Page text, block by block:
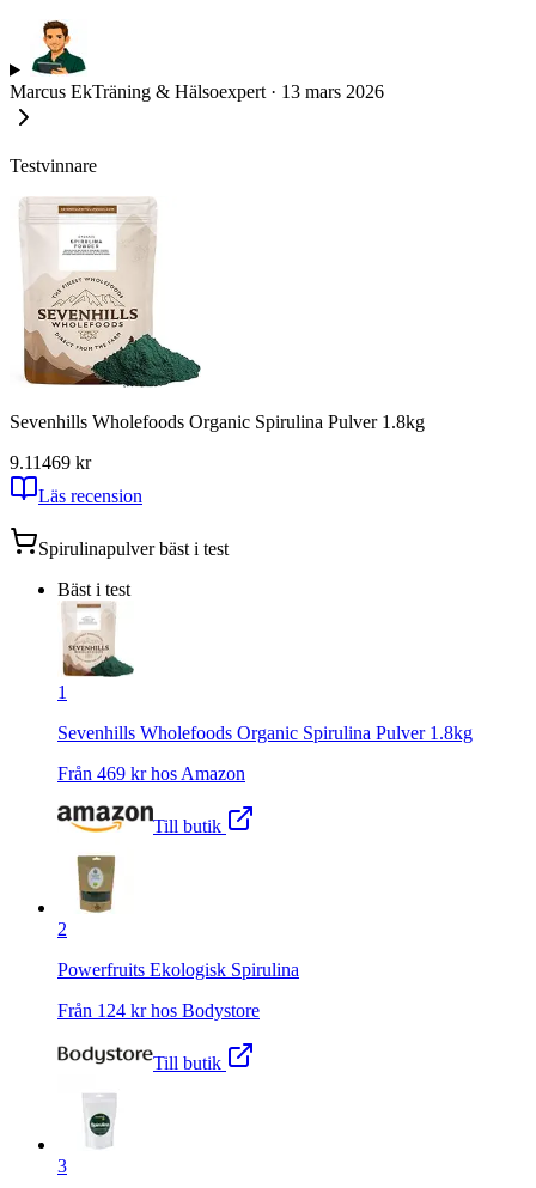
Marcus EkTräning & Hälsoexpert · 13 mars 2026
Testvinnare
Sevenhills Wholefoods Organic Spirulina Pulver 1.8kg
9.11469 kr
Läs recension
Spirulinapulverbäst i test
Bäst i test
1
Sevenhills Wholefoods Organic Spirulina Pulver 1.8kg
Från 469 kr hos Amazon
Till butik
2
Powerfruits Ekologisk Spirulina
Från 124 kr hos Bodystore
Till butik
3